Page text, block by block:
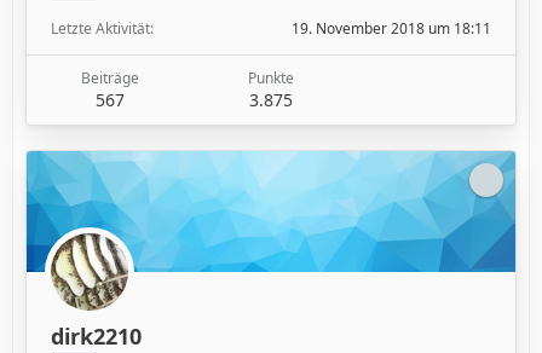
Letzte Aktivität
19. November 2018 um 18:11
Beiträge
567
Punkte
3.875
dirk2210